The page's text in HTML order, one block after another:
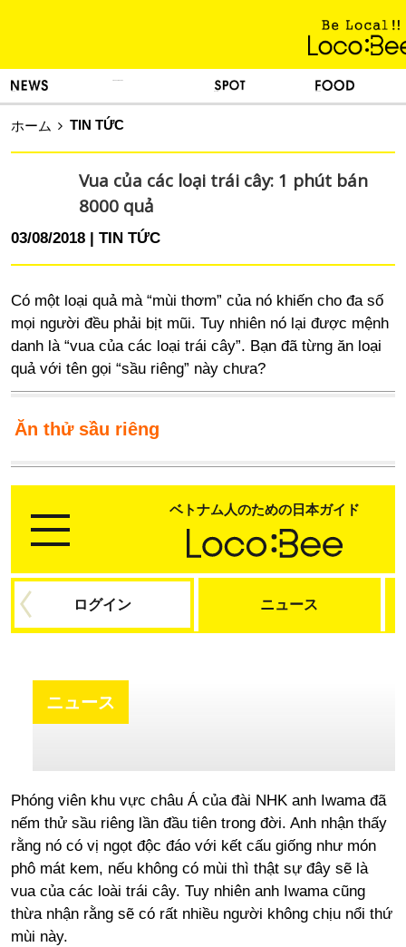
ホーム TIN TỨC
Vua của các loại trái cây: 1 phút bán
8000 quả
03/08/2018 TIN TỨC
Có một loại quả mà “mùi thơm” của nó khiến cho đa số
mọi người đều phải bịt mũi. Tuy nhiên nó lại được mệnh
danh là “vua của các loại trái cây”. Bạn đã từng ăn loại
quả với tên gọi “sầu riêng” này chưa?
Ăn thử sầu riêng
Phóng viên khu vực châu Á của đài NHK anh Iwama đã
nếm thử sầu riêng lần đầu tiên trong đời. Anh nhận thấy
rằng nó có vị ngọt độc đáo với kết cấu giống như món
phô mát kem, nếu không có mùi thì thật sự đây sẽ là
vua của các loài trái cây. Tuy nhiên anh Iwama cũng
thừa nhận rằng sẽ có rất nhiều người không chịu nổi thứ
mùi này.